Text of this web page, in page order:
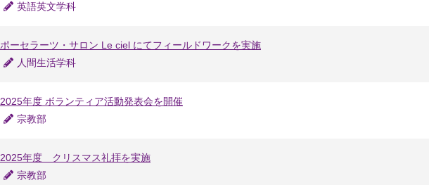
英語英文学科
ポーセラーツ・サロン Le ciel にてフィールドワークを実施
人間生活学科
2025年度 ボランティア活動発表会を開催
宗教部
2025年度 クリスマス礼拝を実施
宗教部